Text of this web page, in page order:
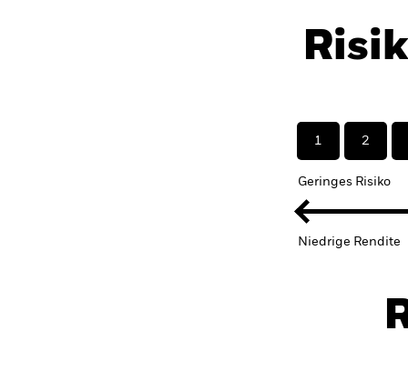
1 2
Geringes Risiko
Niedrige Rendite